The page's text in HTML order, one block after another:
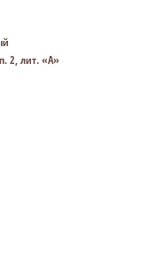
2, лит. «А»